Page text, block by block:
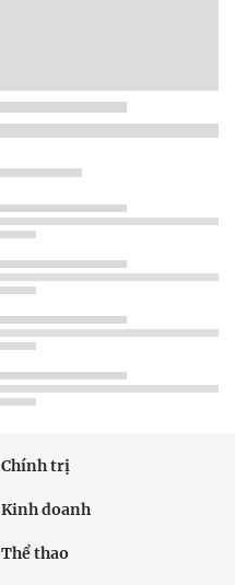
Chính trị
Kinh doanh
Thể thao